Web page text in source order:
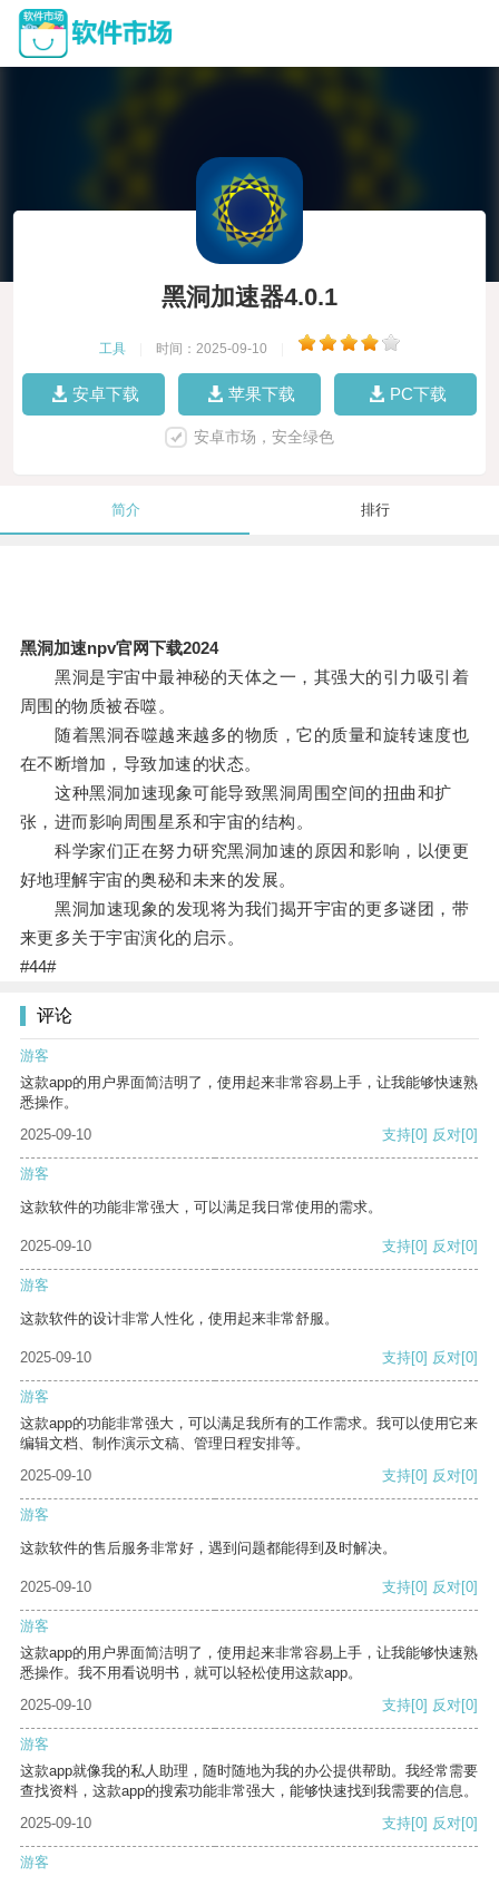
黑洞加速器4.0.1
工具 时间：2025-09-10
安卓下载 苹果下载 PC下载
安卓市场，安全绿色
简介 排行
黑洞加速npv官网下载2024
黑洞是宇宙中最神秘的天体之一，其强大的引力吸引着
周围的物质被吞噬。
随着黑洞吞噬越来越多的物质，它的质量和旋转速度也
在不断增加，导致加速的状态。
这种黑洞加速现象可能导致黑洞周围空间的扭曲和扩
张，进而影响周围星系和宇宙的结构。
科学家们正在努力研究黑洞加速的原因和影响，以便更
好地理解宇宙的奥秘和未来的发展。
黑洞加速现象的发现将为我们揭开宇宙的更多谜团，带
来更多关于宇宙演化的启示。
#44#
评论
游客
这款app的用户界面简洁明了，使用起来非常容易上手，让我能够快速熟
悉操作。
2025-09-10
支持[0] 反对[0]
游客
这款软件的功能非常强大，可以满足我日常使用的需求。
2025-09-10 支持[0] 反对[0]
游客
这款软件的设计非常人性化，使用起来非常舒服。
2025-09-10 支持[0] 反对[0]
游客
这款app的功能非常强大，可以满足我所有的工作需求。我可以使用它来
编辑文档、制作演示文稿、管理日程安排等。
2025-09-10
支持[0] 反对[0]
游客
这款软件的售后服务非常好，遇到问题都能得到及时解决。
2025-09-10 支持[0] 反对[0]
游客
这款app的用户界面简洁明了，使用起来非常容易上手，让我能够快速熟
悉操作。我不用看说明书，就可以轻松使用这款app。
2025-09-10
支持[0] 反对[0]
游客
这款app就像我的私人助理，随时随地为我的办公提供帮助。我经常需要
查找资料，这款app的搜索功能非常强大，能够快速找到我需要的信息。
2025-09-10
支持[0] 反对[0]
游客